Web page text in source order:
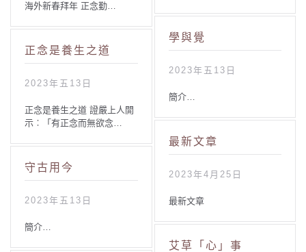
海外新春拜年 正念勤…
正念是養生之道
2023年五13日
正念是養生之道 證嚴上人開
示︰「有正念而無欲念…
學與覺
2023年五13日
簡介…
守古用今
2023年五13日
簡介…
最新文章
2023年4月25日
最新文章
艾草「心」事